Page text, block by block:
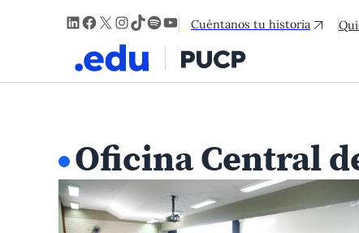
LinkedIn
Facebook
X Instagram
TikTok
Spotify
YouTube
Cuéntanos tu historia
Oficina Central